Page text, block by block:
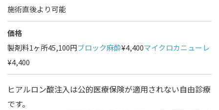
施術直後より可能
価格
製剤料1ヶ所45,100円ブロック麻酔¥4,400マイクロカニューレ
¥4,400
ヒアルロン酸注入は公的医療保険が適用されない自由診療
です。